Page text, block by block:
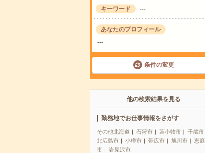
キーワード ---
あなたのプロフィール
---
条件の変更
他の検索結果を見る
勤務地でお仕事情報をさがす
その他北海道 石狩市 苫小牧市
千歳市
北広島市
小樽市 帯広市 旭川市
恵庭
市
岩見沢市